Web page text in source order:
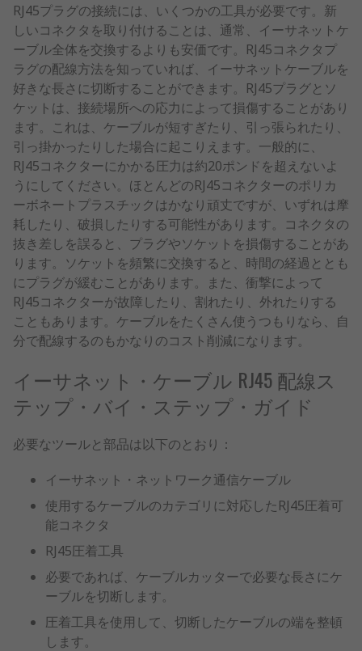
RJ45プラグの接続には、いくつかの工具が必要です。新
しいコネクタを取り付けることは、通常、イーサネットケ
ーブル全体を交換するよりも安価です。RJ45コネクタプ
ラグの配線方法を知っていれば、イーサネットケーブルを
好きな長さに切断することができます。RJ45プラグとソ
ケットは、接続場所への応力によって損傷することがあり
ます。これは、ケーブルが短すぎたり、引っ張られたり、
引っ掛かったりした場合に起こりえます。一般的に、
RJ45コネクターにかかる圧力は約20ポンドを超えないよ
うにしてください。ほとんどのRJ45コネクターのポリカ
ーボネートプラスチックはかなり頑丈ですが、いずれは摩
耗したり、破損したりする可能性があります。コネクタの
抜き差しを誤ると、プラグやソケットを損傷することがあ
ります。ソケットを頻繁に交換すると、時間の経過ととも
にプラグが緩むことがあります。また、衝撃によって
RJ45コネクターが故障したり、割れたり、外れたりする
こともあります。ケーブルをたくさん使うつもりなら、自
分で配線するのもかなりのコスト削減になります。
イーサネット・ケーブル RJ45 配線ス
テップ・バイ・ステップ・ガイド
必要なツールと部品は以下のとおり：
イーサネット・ネットワーク通信ケーブル
使用するケーブルのカテゴリに対応したRJ45圧着可
能コネクタ
RJ45圧着工具
必要であれば、ケーブルカッターで必要な長さにケ
ーブルを切断します。
圧着工具を使用して、切断したケーブルの端を整頓
します。